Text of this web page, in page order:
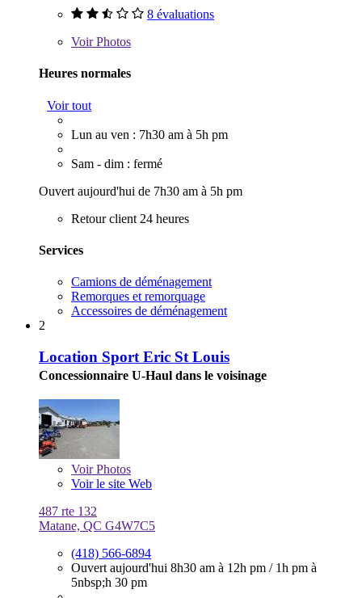
8 évaluations
VoirPhotos
Heures normales
Voir tout
Lun au ven : 7h30 am à 5h pm
Sam - dim : fermé
Ouvert aujourd'hui de 7h30 am à 5h pm
Retour client 24 heures
Services
Camions de déménagement
Remorques et remorquage
Accessoires de déménagement
2
Location Sport Eric St Louis
Concessionnaire U-Haul dans le voisinage
VoirPhotos
Voir le site Web
487 rte 132
Matane, QC G4W7C5
(418) 566-6894
Ouvert aujourd'hui 8h30 am à 12h pm / 1h pm à
5nbsp;h 30 pm